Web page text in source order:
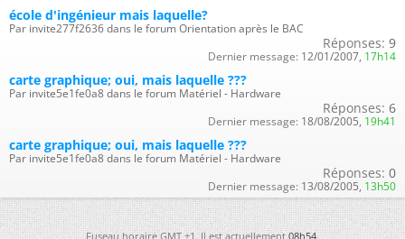
école d'ingénieur mais laquelle?
Par invite277f2636 dans le forum Orientation après le BAC
Réponses: 9
Dernier message: 12/01/2007, 17h14
carte graphique; oui, mais laquelle ???
Par invite5e1fe0a8 dans le forum Matériel - Hardware
Réponses: 6
Dernier message: 18/08/2005, 19h41
carte graphique; oui, mais laquelle ???
Par invite5e1fe0a8 dans le forum Matériel - Hardware
Réponses: 0
Dernier message: 13/08/2005, 13h50
Fuseau horaire GMT +1. Il est actuellement08h54.